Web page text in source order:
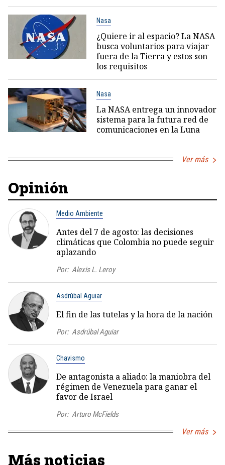
Nasa
¿Quiere ir al espacio? La NASA
busca voluntarios para viajar
fuera de la Tierra y estos son
los requisitos
Nasa
La NASA entrega un innovador
sistema para la futura red de
comunicaciones en la Luna
Ver más
Opinión
Medio Ambiente
Antes del 7 de agosto: las decisiones
climáticas que Colombia no puede seguir
aplazando
Por: Alexis L. Leroy
Asdrúbal Aguiar
El fin de las tutelas y la hora de la nación
Por: Asdrúbal Aguiar
Chavismo
De antagonista a aliado: la maniobra del
régimen de Venezuela para ganar el
favor de Israel
Por: Arturo McFields
Ver más
Más noticias